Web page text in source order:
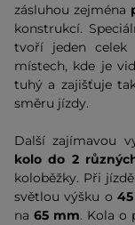
zásluhou zejména
konstrukcí.
tvoří jeden celek
místech, kde je
tuhý a zajišťuje
směru jízdy.
Další zajímavou
kolo do 2
koloběžky. Při
světlou výšku o
na65 mm. Kola o